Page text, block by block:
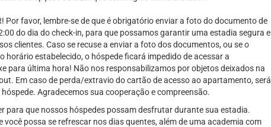
Por favor, lembre-se de que é obrigatório enviar a foto do documento de
do dia do check-in, para que possamos garantir uma estadia segura e
clientes. Caso se recuse a enviar a foto dos documentos, ou se o
horário estabelecido, o hóspede ficará impedido de acessar a
para última hora! Não nos responsabilizamos por objetos deixados na
Em caso de perda/extravio do cartão de acesso ao apartamento, será
Agradecemos sua cooperação e compreensão.
para que nossos hóspedes possam desfrutar durante sua estadia.
você possa se refrescar nos dias quentes, além de uma academia com